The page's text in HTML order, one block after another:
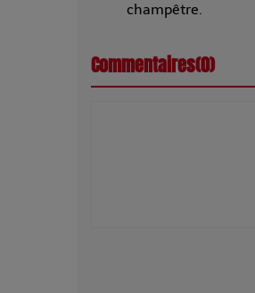
champêtre.
Commentaires(0)